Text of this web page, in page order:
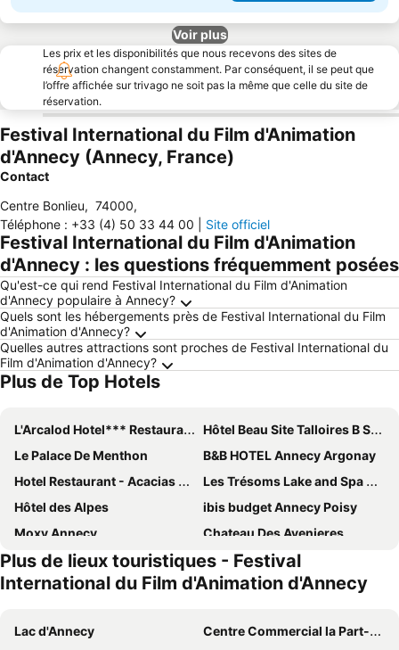
Voir plus
Les prix et les disponibilités que nous recevons des sites de
réservation changent constamment. Par conséquent, il se peut que
l’offre affichée sur trivago ne soit pas la même que celle du site de
réservation.
Festival International du Film d'Animation
d'Annecy (Annecy, France)
Contact
Centre Bonlieu, 74000,
Téléphone : +33 (4) 50 33 44 00 Site officiel
Festival International du Film d'Animation
d'Annecy : les questions fréquemment posées
Qu'est-ce qui rend Festival International du Film d'Animation
d'Annecy populaire à Annecy?
Quels sont les hébergements près de Festival International du Film
d'Animation d'Annecy?
Quelles autres attractions sont proches de Festival International du
Film d'Animation d'Annecy?
Plus de Top Hotels
L'Arcalod Hotel*** Restaurant Spa
Hôtel Beau Site Talloires B SPA
Le Palace De Menthon
B&B HOTEL Annecy Argonay
Hotel Restaurant - Acacias Bellevue
Les Trésoms Lake and Spa Resort
Hôtel des Alpes
ibis budget Annecy Poisy
Moxy Annecy
Chateau Des Avenieres
Rivage Hôtel & Spa Annecy
Atipik Hôtel
ibis Annecy Centre Vieille Ville
Hôtel Les Muses
Hotel du Lac
Best Western Plus Hotel Carlton
Plus de lieux touristiques - Festival
International du Film d'Animation d'Annecy
Lac d'Annecy
Centre Commercial la Part-Dieu